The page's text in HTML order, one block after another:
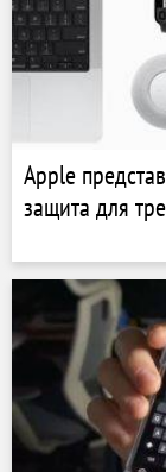
Apple
защита для